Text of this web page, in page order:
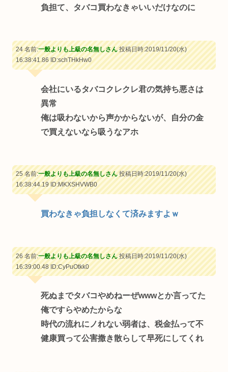
負担て、タバコ買わなきゃいいだけなのに
24 名前:一般よりも上級の名無しさん投稿日時:2019/11/20(水)
16:38:41.86ID:schTHkHw0
会社にいるタバコクレクレ君の気持ち悪さは
異常
俺は吸わないから声かからないが、自分の金
で買えないなら吸うなアホ
25 名前:一般よりも上級の名無しさん投稿日時:2019/11/20(水)
16:38:44.19ID:MKXSHVWB0
買わなきゃ負担しなくて済みますよｗ
26 名前:一般よりも上級の名無しさん投稿日時:2019/11/20(水)
16:39:00.48ID:CyPuOtkk0
死ぬまでタバコやめねーぜwwwとか言ってた
俺ですらやめたからな
時代の流れにノれない弱者は、税金払って不
健康買って公害撒き散らして早死にしてくれ